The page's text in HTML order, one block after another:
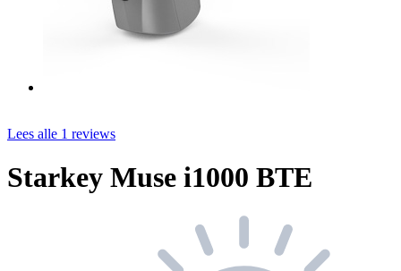
Lees alle 1 reviews
Starkey Muse i1000 BTE